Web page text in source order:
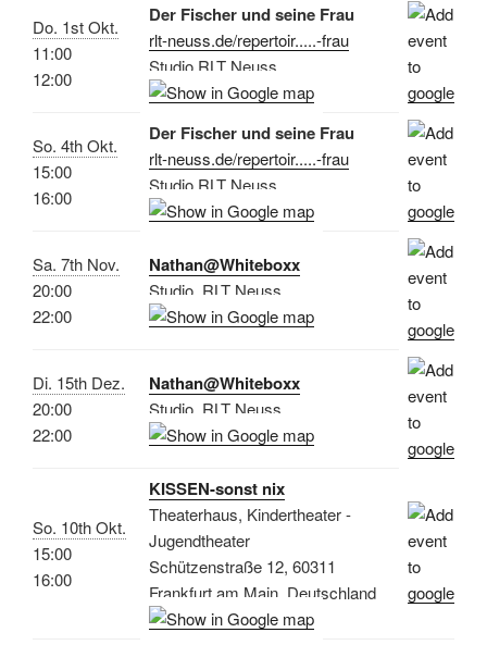
Do. 1st Okt.
11:00
12:00
Der Fischer und seine Frau
rlt-neuss.de/repertoir.....-frau
Studio RLT Neuss
So. 4th Okt.
15:00
16:00
Der Fischer und seine Frau
rlt-neuss.de/repertoir.....-frau
Studio RLT Neuss
Sa. 7th Nov.
20:00
22:00
Nathan@Whiteboxx
Studio, RLT Neuss
Di. 15th Dez.
20:00
22:00
Nathan@Whiteboxx
Studio, RLT Neuss
So. 10th Okt.
15:00
16:00
KISSEN-sonst nix
Theaterhaus, Kindertheater -
Jugendtheater
Schützenstraße 12, 60311
Frankfurt am Main, Deutschland